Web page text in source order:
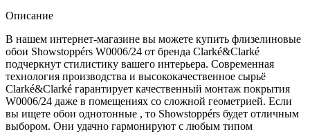
Описание
В нашем интернет-магазине вы можете купить флизелиновые
обои Showstoppérs W0006/24 от бренда Clarké&Clarké
подчеркнут стилистику вашего интерьера. Современная
технология производства и высококачественное сырьё
Clarké&Clarké гарантирует качественный монтаж покрытия
W0006/24 даже в помещениях со сложной геометрией. Если
вы ищете обои однотонные , то Showstoppérs будет отличным
выбором. Они удачно гармонируют с любым типом